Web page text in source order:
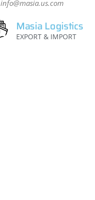
info@masia.us.com
Masia Logistics
EXPORT & IMPORT